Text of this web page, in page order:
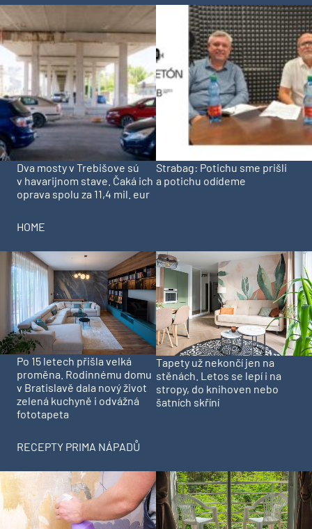
Dva mosty v Trebišove sú
v havarijnom stave. Čaká ich
oprava spolu za 11,4 mil. eur
Strabag: Potichu sme prišli
a potichu odídeme
HOME
Po 15 letech přišla velká
proměna. Rodinnému domu
v Bratislavě dala nový život
zelená kuchyně i odvážná
fototapeta
Tapety už nekončí jen na
stěnách. Letos se lepí i na
stropy, do knihoven nebo
šatních skříní
RECEPTY PRIMA NÁPADŮ